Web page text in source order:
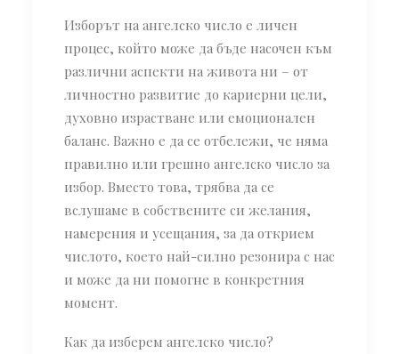
Изборът на ангелско число е личен
процес, който може да бъде насочен към
различни аспекти на живота ни – от
личностно развитие до кариерни цели,
духовно израстване или емоционален
баланс. Важно е да се отбележи, че няма
правилно или грешно ангелско число за
избор. Вместо това, трябва да се
вслушаме в собствените си желания,
намерения и усещания, за да открием
числото, което най-силно резонира с нас
и може да ни помогне в конкретния
момент.
Как да изберем ангелско число?